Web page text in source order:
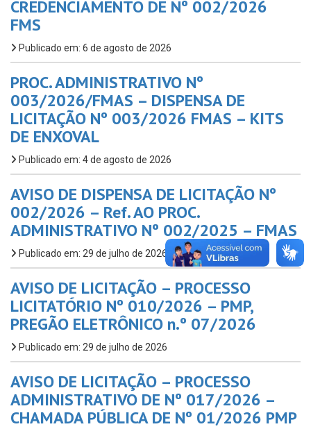
CREDENCIAMENTO DE Nº 002/2026
FMS
Publicado em: 6 de agosto de 2026
PROC. ADMINISTRATIVO Nº
003/2026/FMAS – DISPENSA DE
LICITAÇÃO Nº 003/2026 FMAS – KITS
DE ENXOVAL
Publicado em: 4 de agosto de 2026
AVISO DE DISPENSA DE LICITAÇÃO Nº
002/2026 – Ref. AO PROC.
ADMINISTRATIVO Nº 002/2025 – FMAS
Publicado em: 29 de julho de 2026
AVISO DE LICITAÇÃO – PROCESSO
LICITATÓRIO Nº 010/2026 – PMP,
PREGÃO ELETRÔNICO n.º 07/2026
Publicado em: 29 de julho de 2026
AVISO DE LICITAÇÃO – PROCESSO
ADMINISTRATIVO DE Nº 017/2026 –
CHAMADA PÚBLICA DE Nº 01/2026 PMP